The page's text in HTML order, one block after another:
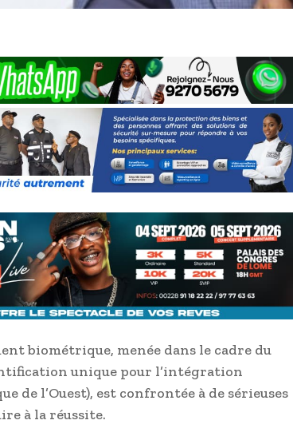
biométrique, menée dans le cadre du
unique pour l’intégration
de l’Ouest), est confrontée à de sérieuses
à la réussite.